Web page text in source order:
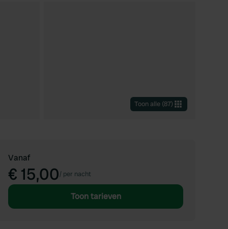
Toon alle (87)
Vanaf
€ 15,00/ per nacht
Toon tarieven